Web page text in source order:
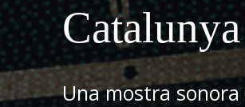
Catalunya
Una mostra sonora